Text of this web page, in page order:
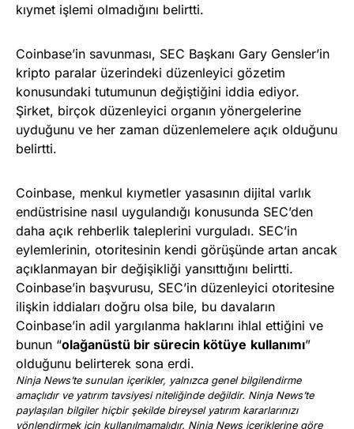
kıymet işlemi olmadığını belirtti.
Coinbase’in savunması, SEC Başkanı Gary Gensler’in
kripto paralar üzerindeki düzenleyici gözetim
konusundaki tutumunun değiştiğini iddia ediyor.
Şirket, birçok düzenleyici organın yönergelerine
uyduğunu ve her zaman düzenlemelere açık olduğunu
belirtti.
Coinbase, menkul kıymetler yasasının dijital varlık
endüstrisine nasıl uygulandığı konusunda SEC’den
daha açık rehberlik taleplerini vurguladı. SEC’in
eylemlerinin, otoritesinin kendi görüşünde artan ancak
açıklanmayan bir değişikliği yansıttığını belirtti.
Coinbase’in başvurusu, SEC’in düzenleyici otoritesine
ilişkin iddiaları doğru olsa bile, bu davaların
Coinbase’in adil yargılanma haklarını ihlal ettiğini ve
bunun “olağanüstü bir sürecin kötüye kullanımı”
olduğunu belirterek sona erdi.
Ninja News’te sunulan içerikler, yalnızca genel bilgilendirme
amaçlıdır ve yatırım tavsiyesi niteliğinde değildir. Ninja News’te
paylaşılan bilgiler hiçbir şekilde bireysel yatırım kararlarınızı
yönlendirmek için kullanılmamalıdır. Ninja News içeriklerine göre